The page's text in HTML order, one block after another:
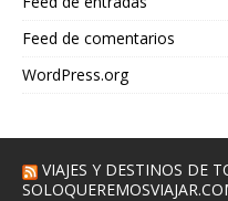
Feed de comentarios
WordPress.org
VIAJES Y DESTINOS DE